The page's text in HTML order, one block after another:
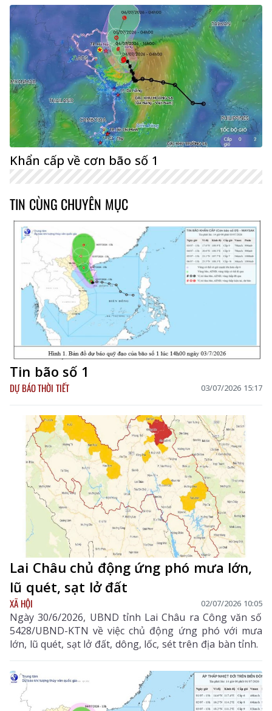
Khẩn cấp về cơn bão số 1
TIN CÙNG CHUYÊN MỤC
Tin bão số 1
DỰ BÁO THỜI TIẾT 03/07/2026 15:17
Lai Châu chủ động ứng phó mưa lớn,
lũ quét, sạt lở đất
XÃ HỘI 02/07/2026 10:05
Ngày 30/6/2026, UBND tỉnh Lai Châu ra Công văn số
5428/UBND-KTN về việc chủ động ứng phó với mưa
lớn, lũ quét, sạt lở đất, dông, lốc, sét trên địa bàn tỉnh.